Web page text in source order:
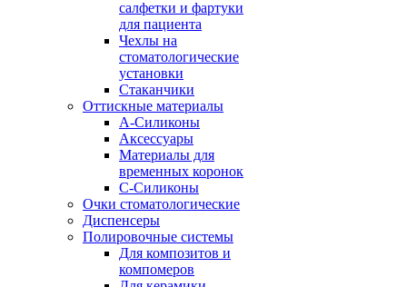
салфетки и фартуки
для пациента
Чехлы на
стоматологические
установки
Стаканчики
Оттискные материалы
А-Силиконы
Аксессуары
Материалы для
временных коронок
С-Силиконы
Очки стоматологические
Диспенсеры
Полировочные системы
Для композитов и
компомеров